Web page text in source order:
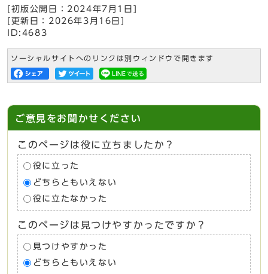
[初版公開日： 2024年7月1日 ]
[更新日： 2026年3月16日 ]
ID:4683
ソーシャルサイトへのリンクは別ウィンドウで開きます
ご意見をお聞かせください
このページは役に立ちましたか？
役に立った
どちらともいえない
役に立たなかった
このページは見つけやすかったですか？
見つけやすかった
どちらともいえない